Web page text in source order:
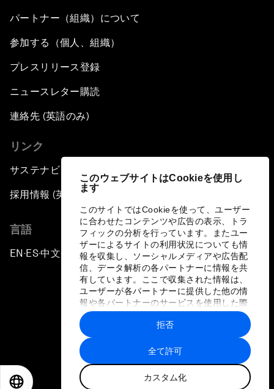
このウェブサイトはCookieを使用し
ます
このサイトではCookieを使って、ユーザー
に合わせたコンテンツや広告の表示、トラ
フィックの分析を行っています。またユー
ザーによるサイトの利用状況についても情
報を収集し、ソーシャルメディアや広告配
信、データ解析の各パートナーに情報を共
有しています。ここで収集された情報は、
ユーザーが各パートナーに提供した他の情
報や各パートナーのサービスを使用した際
に収集された情報と組み合わされ、各パー
トナーによって使用されることがありま
す。
全て許可
カスタム化
拒否
パートナー（組織）について
参加する（個人、組織）
プレスリリース登録
ニュースレター購読
連絡先 (英語のみ)
リンク
サステナビリティへの取り組み
採用情報 (英語のみ)
言語
EN ▪ES▪中文▪ 日本語
プライバシーポリシーと利用規約
サイトマップ
©
世界経済フォーラム